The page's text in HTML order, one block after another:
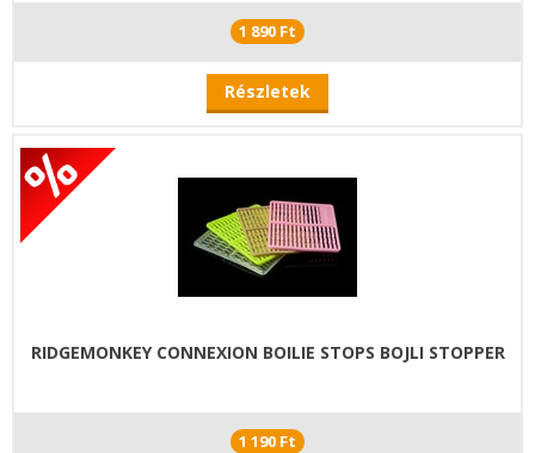
1 890 Ft
Részletek
RIDGEMONKEY CONNEXION BOILIE STOPS BOJLI STOPPER
1 190 Ft